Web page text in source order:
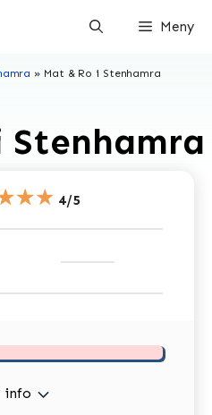
Meny
» Mat & Ro i Stenhamra
Stenhamra
4/5
info